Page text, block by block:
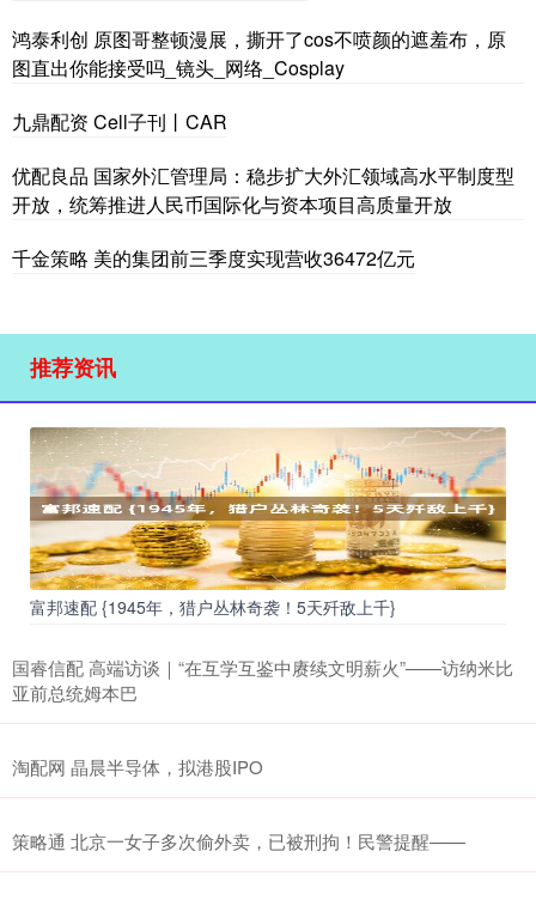
鸿泰利创 原图哥整顿漫展，撕开了cos不喷颜的遮羞布，原
图直出你能接受吗_镜头_网络_Cosplay
九鼎配资 Cell子刊丨CAR
优配良品 国家外汇管理局：稳步扩大外汇领域高水平制度型
开放，统筹推进人民币国际化与资本项目高质量开放
千金策略 美的集团前三季度实现营收36472亿元
推荐资讯
富邦速配 {1945年，猎户丛林奇袭！5天歼敌上千}
国睿信配 高端访谈｜“在互学互鉴中赓续文明薪火”——访纳米比
亚前总统姆本巴
淘配网 晶晨半导体，拟港股IPO
策略通 北京一女子多次偷外卖，已被刑拘！民警提醒——